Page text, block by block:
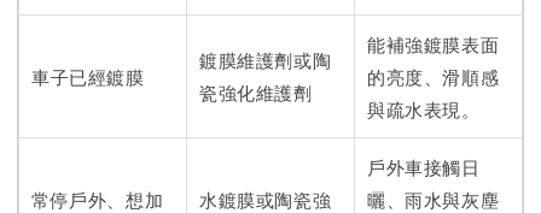
車子已經鍍膜
鍍膜維護劑或陶
瓷強化維護劑
能補強鍍膜表面
的亮度、滑順感
與疏水表現。
常停戶外、想加
水鍍膜或陶瓷強
戶外車接觸日
曬、雨水與灰塵